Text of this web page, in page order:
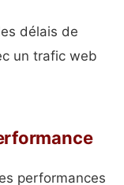
délais de
un trafic web
performances